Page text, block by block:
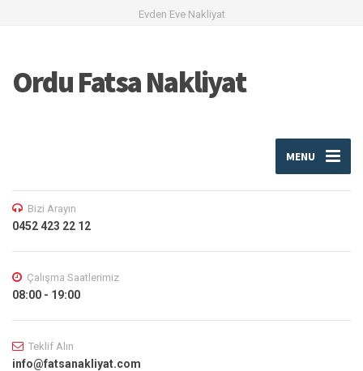
Evden Eve Nakliyat
Ordu Fatsa Nakliyat
MENU
Bizi Arayın
0452 423 22 12
Çalışma Saatlerimiz
08:00 - 19:00
Teklif Alın
info@fatsanakliyat.com